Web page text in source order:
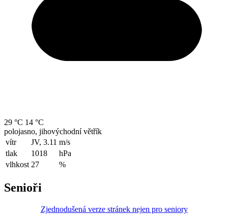
29 °C 14 °C
polojasno, jihovýchodní větřík
vítr
JV, 3.11 m/s
tlak
1018
hPa
vlhkost 27 %
Senioři
Zjednodušená verze stránek nejen pro seniory